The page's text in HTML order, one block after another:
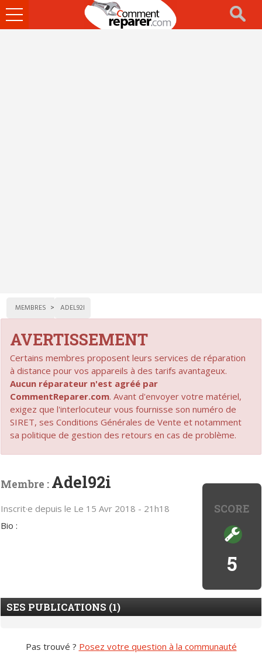
Ouvrir
le
MEMBRES ADEL92I
AVERTISSEMENT
Certains membres proposent leurs services de réparation
à distance pour vos appareils à des tarifs avantageux.
Aucun réparateur n'est agréé par
CommentReparer.com. Avant d'envoyer votre matériel,
exigez que l'interlocuteur vous fournisse son numéro de
SIRET, ses Conditions Générales de Vente et notamment
sa politique de gestion des retours en cas de problème.
SCORE
5
Membre : Adel92i
Inscrit·e depuis le Le 15 Avr 2018 - 21h18
Bio :
SES PUBLICATIONS (1)
Pas trouvé ? Posez votre question à la communauté